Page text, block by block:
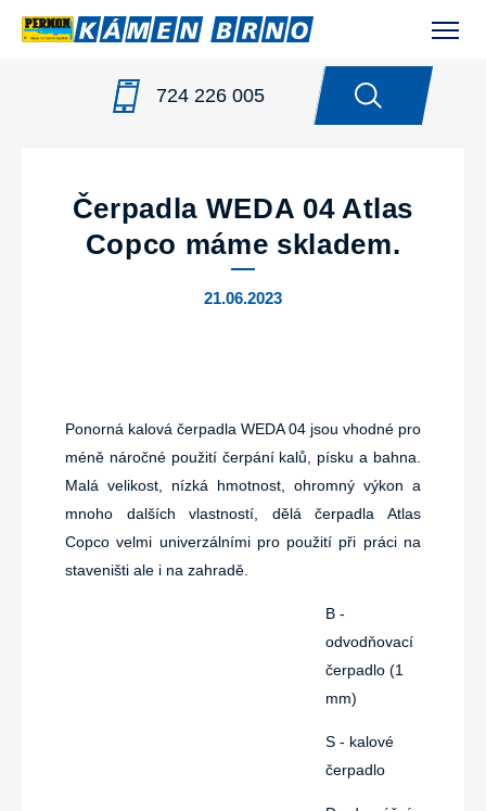
724 226 005
ČERPADLA WEDA 04 ATLAS COPCO MÁME
Čerpadla WEDA 04 Atlas
Copco máme skladem.
21.06.2023
Ponorná kalová čerpadla WEDA 04 jsou vhodné pro
méně náročné použití čerpání kalů, písku a bahna.
Malá velikost, nízká hmotnost, ohromný výkon a
mnoho dalších vlastností, dělá čerpadla Atlas
Copco velmi univerzálními pro použití při práci na
staveništi ale i na zahradě.
B -
odvodňovací
čerpadlo (1
mm)
S - kalové
čerpadlo